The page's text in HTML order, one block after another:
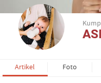
Artikel Foto